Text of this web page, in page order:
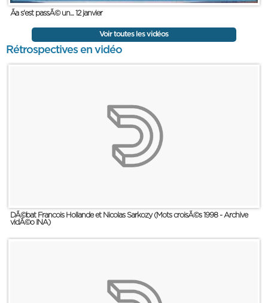
Ãa s'est passÃ© un... 12 janvier
Voir toutes les vidéos
Rétrospectives en vidéo
DÃ©bat Francois Hollande et Nicolas Sarkozy (Mots croisÃ©s 1998 - Archive
vidÃ©o INA)